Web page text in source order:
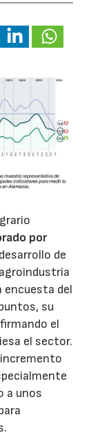
por
de
encuesta del
su
el
el sector.
a unos